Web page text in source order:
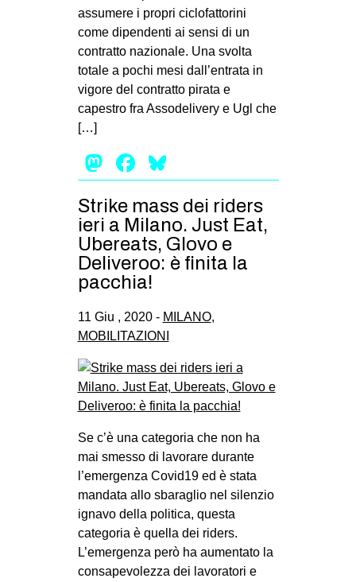
assumere i propri ciclofattorini
come dipendenti ai sensi di un
contratto nazionale. Una svolta
totale a pochi mesi dall’entrata in
vigore del contratto pirata e
capestro fra Assodelivery e Ugl che
[…]
Mastodon
Facebook
Strike mass dei riders
ieri a Milano. Just Eat,
Ubereats, Glovo e
Deliveroo: è finita la
pacchia!
11 Giu , 2020 - MILANO,
MOBILITAZIONI
Se c’è una categoria che non ha
mai smesso di lavorare durante
l’emergenza Covid19 ed è stata
mandata allo sbaraglio nel silenzio
ignavo della politica, questa
categoria è quella dei riders.
L’emergenza però ha aumentato la
consapevolezza dei lavoratori e